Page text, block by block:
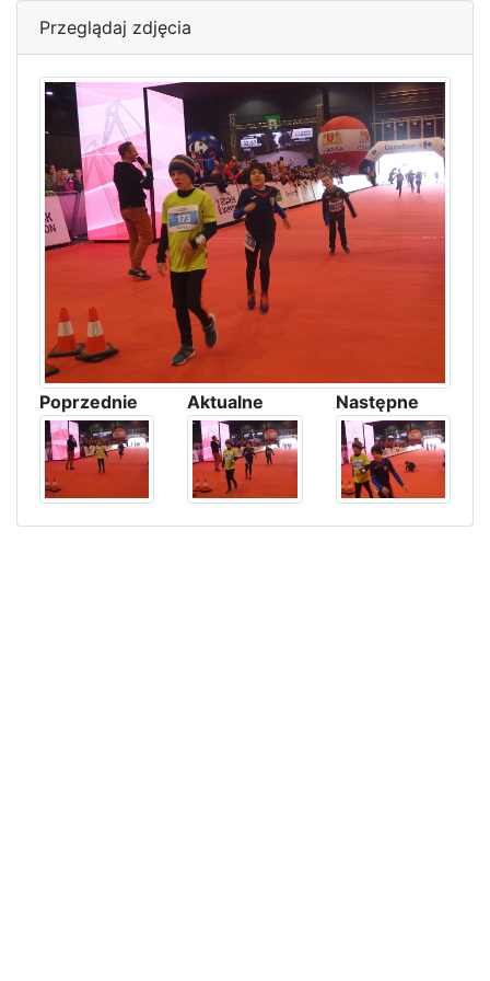
Przeglądaj zdjęcia
Poprzednie Aktualne Następne